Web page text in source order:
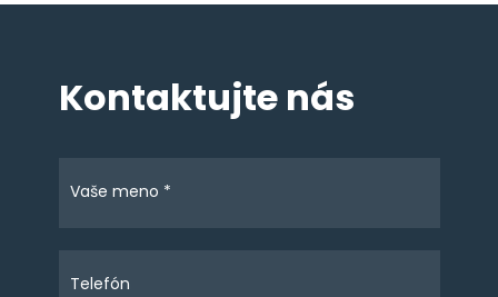
Kontaktujte nás
Vaše meno *
Telefón